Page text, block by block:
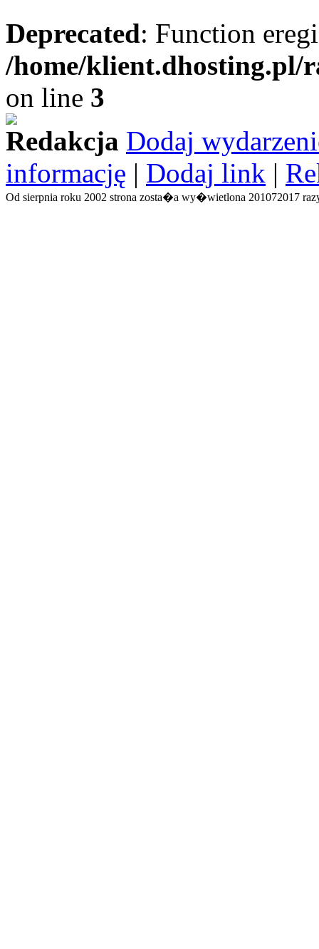
Deprecated: Function
/home/
on line 3
Redakcja Dodaj
informację | Dodaj link |
Od sierpnia roku 2002 strona zosta�a wy�wietlona 201072017